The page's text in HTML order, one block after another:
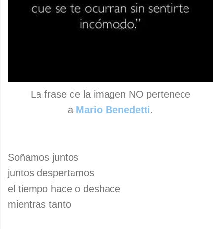
La frase de la imagen NO pertenece
a Mario Benedetti.
Soñamos juntos
juntos despertamos
el tiempo hace o deshace
mientras tanto